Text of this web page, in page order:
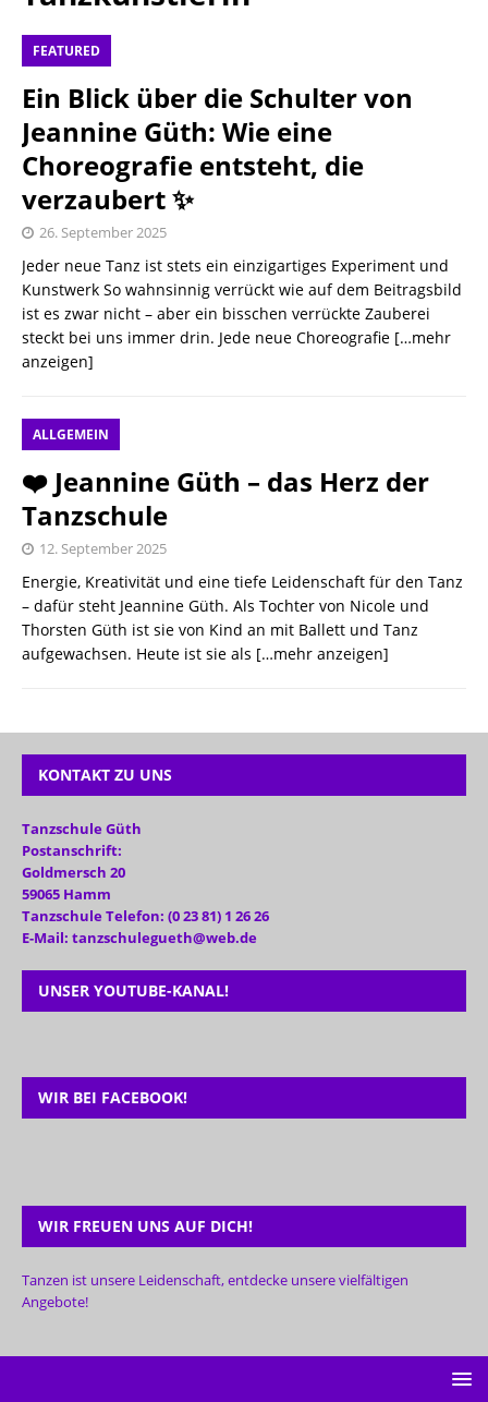
FEATURED
Ein Blick über die Schulter von
Jeannine Güth: Wie eine
Choreografie entsteht, die
verzaubert ✨
26. September 2025
Jeder neue Tanz ist stets ein einzigartiges Experiment und
Kunstwerk So wahnsinnig verrückt wie auf dem Beitragsbild
ist es zwar nicht – aber ein bisschen verrückte Zauberei
steckt bei uns immer drin. Jede neue Choreografie […mehr
anzeigen]
ALLGEMEIN
❤️ Jeannine Güth – das Herz der
Tanzschule
12. September 2025
​Energie, Kreativität und eine tiefe Leidenschaft für den Tanz
– dafür steht Jeannine Güth. Als Tochter von Nicole und
Thorsten Güth ist sie von Kind an mit Ballett und Tanz
aufgewachsen. Heute ist sie als […mehr anzeigen]
KONTAKT ZU UNS
Tanzschule Güth
Postanschrift:
Goldmersch 20
59065 Hamm
Tanzschule Telefon: (0 23 81) 1 26 26
E-Mail: tanzschulegueth@web.de
UNSER YOUTUBE-KANAL!
WIR BEI FACEBOOK!
WIR FREUEN UNS AUF DICH!
Tanzen ist unsere Leidenschaft, entdecke unsere vielfältigen
Angebote!